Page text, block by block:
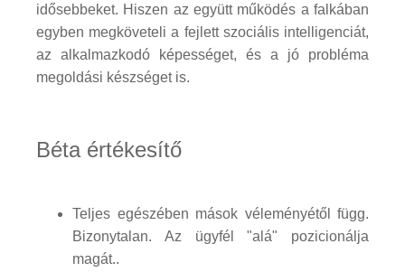
idősebbeket. Hiszen az együtt működés a falkában
egyben megköveteli a fejlett szociális intelligenciát,
az alkalmazkodó képességet, és a jó probléma
megoldási készséget is.
Béta értékesítő
Teljes egészében mások véleményétől függ.
Bizonytalan. Az ügyfél "alá" pozicionálja
magát..